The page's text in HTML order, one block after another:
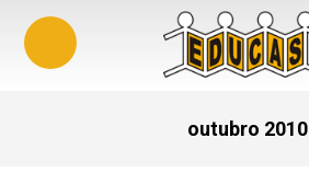
outubro 2010